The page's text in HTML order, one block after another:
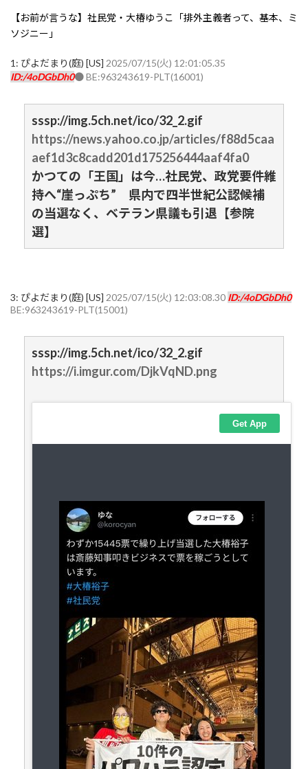
【お前が言うな】社民党・大椿ゆうこ「排外主義者って、基本、ミ
ソジニー」
1: ぴよだまり(庭) [US] 2025/07/15(火) 12:01:05.35
ID:/4oDGbDh0● BE:963243619-PLT(16001)
sssp://img.5ch.net/ico/32_2.gif
https://news.yahoo.co.jp/articles/f88d5caa
aef1d3c8cadd201d175256444aaf4fa0
かつての「王国」は今…社民党、政党要件維
持へ“崖っぷち” 県内で四半世紀公認候補
の当選なく、ベテラン県議も引退【参院
選】
3: ぴよだまり(庭) [US] 2025/07/15(火) 12:03:08.30 ID:/4oDGbDh0
BE:963243619-PLT(15001)
sssp://img.5ch.net/ico/32_2.gif
https://i.imgur.com/DjkVqND.png